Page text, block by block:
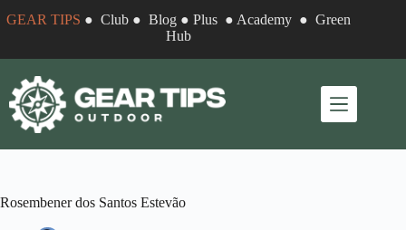
para
conteúdo
GEAR TIPS ●Club ●Blog ●Plus ● Academy ●Green
Hub
Rosembener dos Santos Estevão